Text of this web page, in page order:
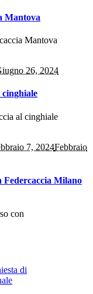
Mantova
26, 2024
7, 2024Febbraio
Federcaccia Milano